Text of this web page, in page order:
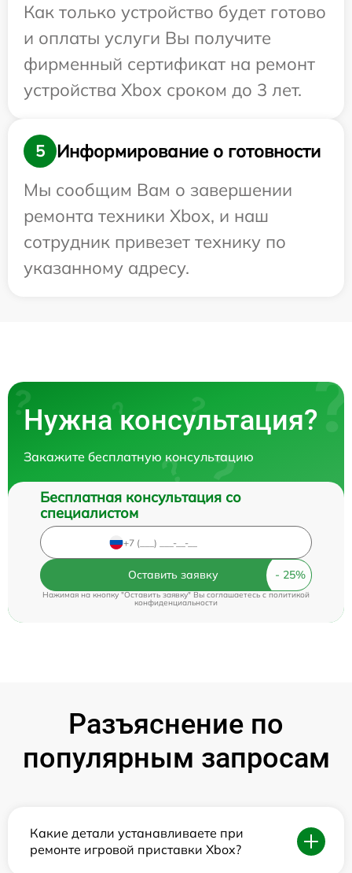
Как только устройство будет готово
и оплаты услуги Вы получите
фирменный сертификат на ремонт
устройства Xbox сроком до 3 лет.
5
Информирование о готовности
Мы сообщим Вам о завершении
ремонта техники Xbox, и наш
сотрудник привезет технику по
указанному адресу.
Нужна консультация?
Закажите бесплатную консультацию
Бесплатная консультация со
специалистом
Оставить заявку
Нажимая на кнопку "Оставить заявку" Вы соглашаетесь c политикой
конфиденциальности
Разъяснение по
популярным запросам
Какие детали устанавливаете при
ремонте игровой приставки Xbox?